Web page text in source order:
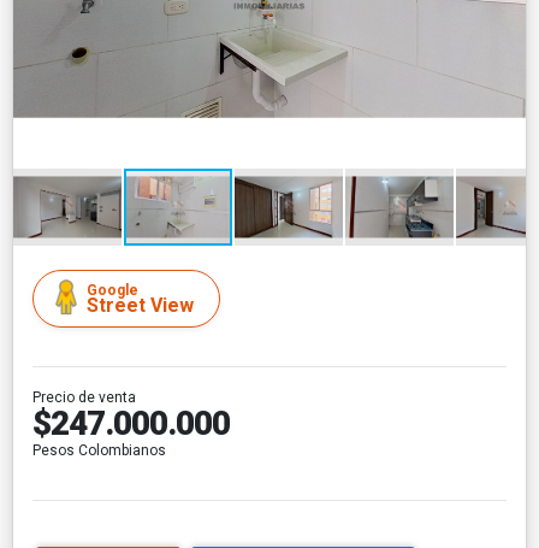
Google
Street View
Precio de venta
$247.000.000
Pesos Colombianos